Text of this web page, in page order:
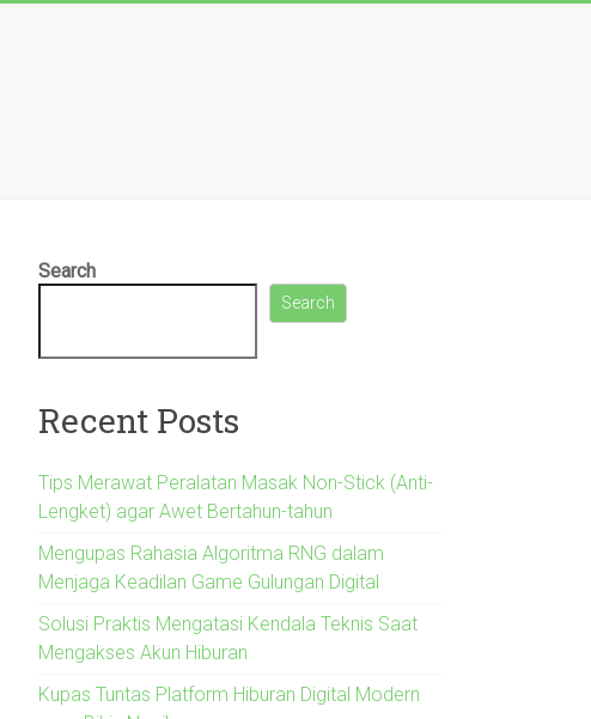
Search
Search
Recent Posts
Tips Merawat Peralatan Masak Non-Stick (Anti-
Lengket) agar Awet Bertahun-tahun
Mengupas Rahasia Algoritma RNG dalam
Menjaga Keadilan Game Gulungan Digital
Solusi Praktis Mengatasi Kendala Teknis Saat
Mengakses Akun Hiburan
Kupas Tuntas Platform Hiburan Digital Modern